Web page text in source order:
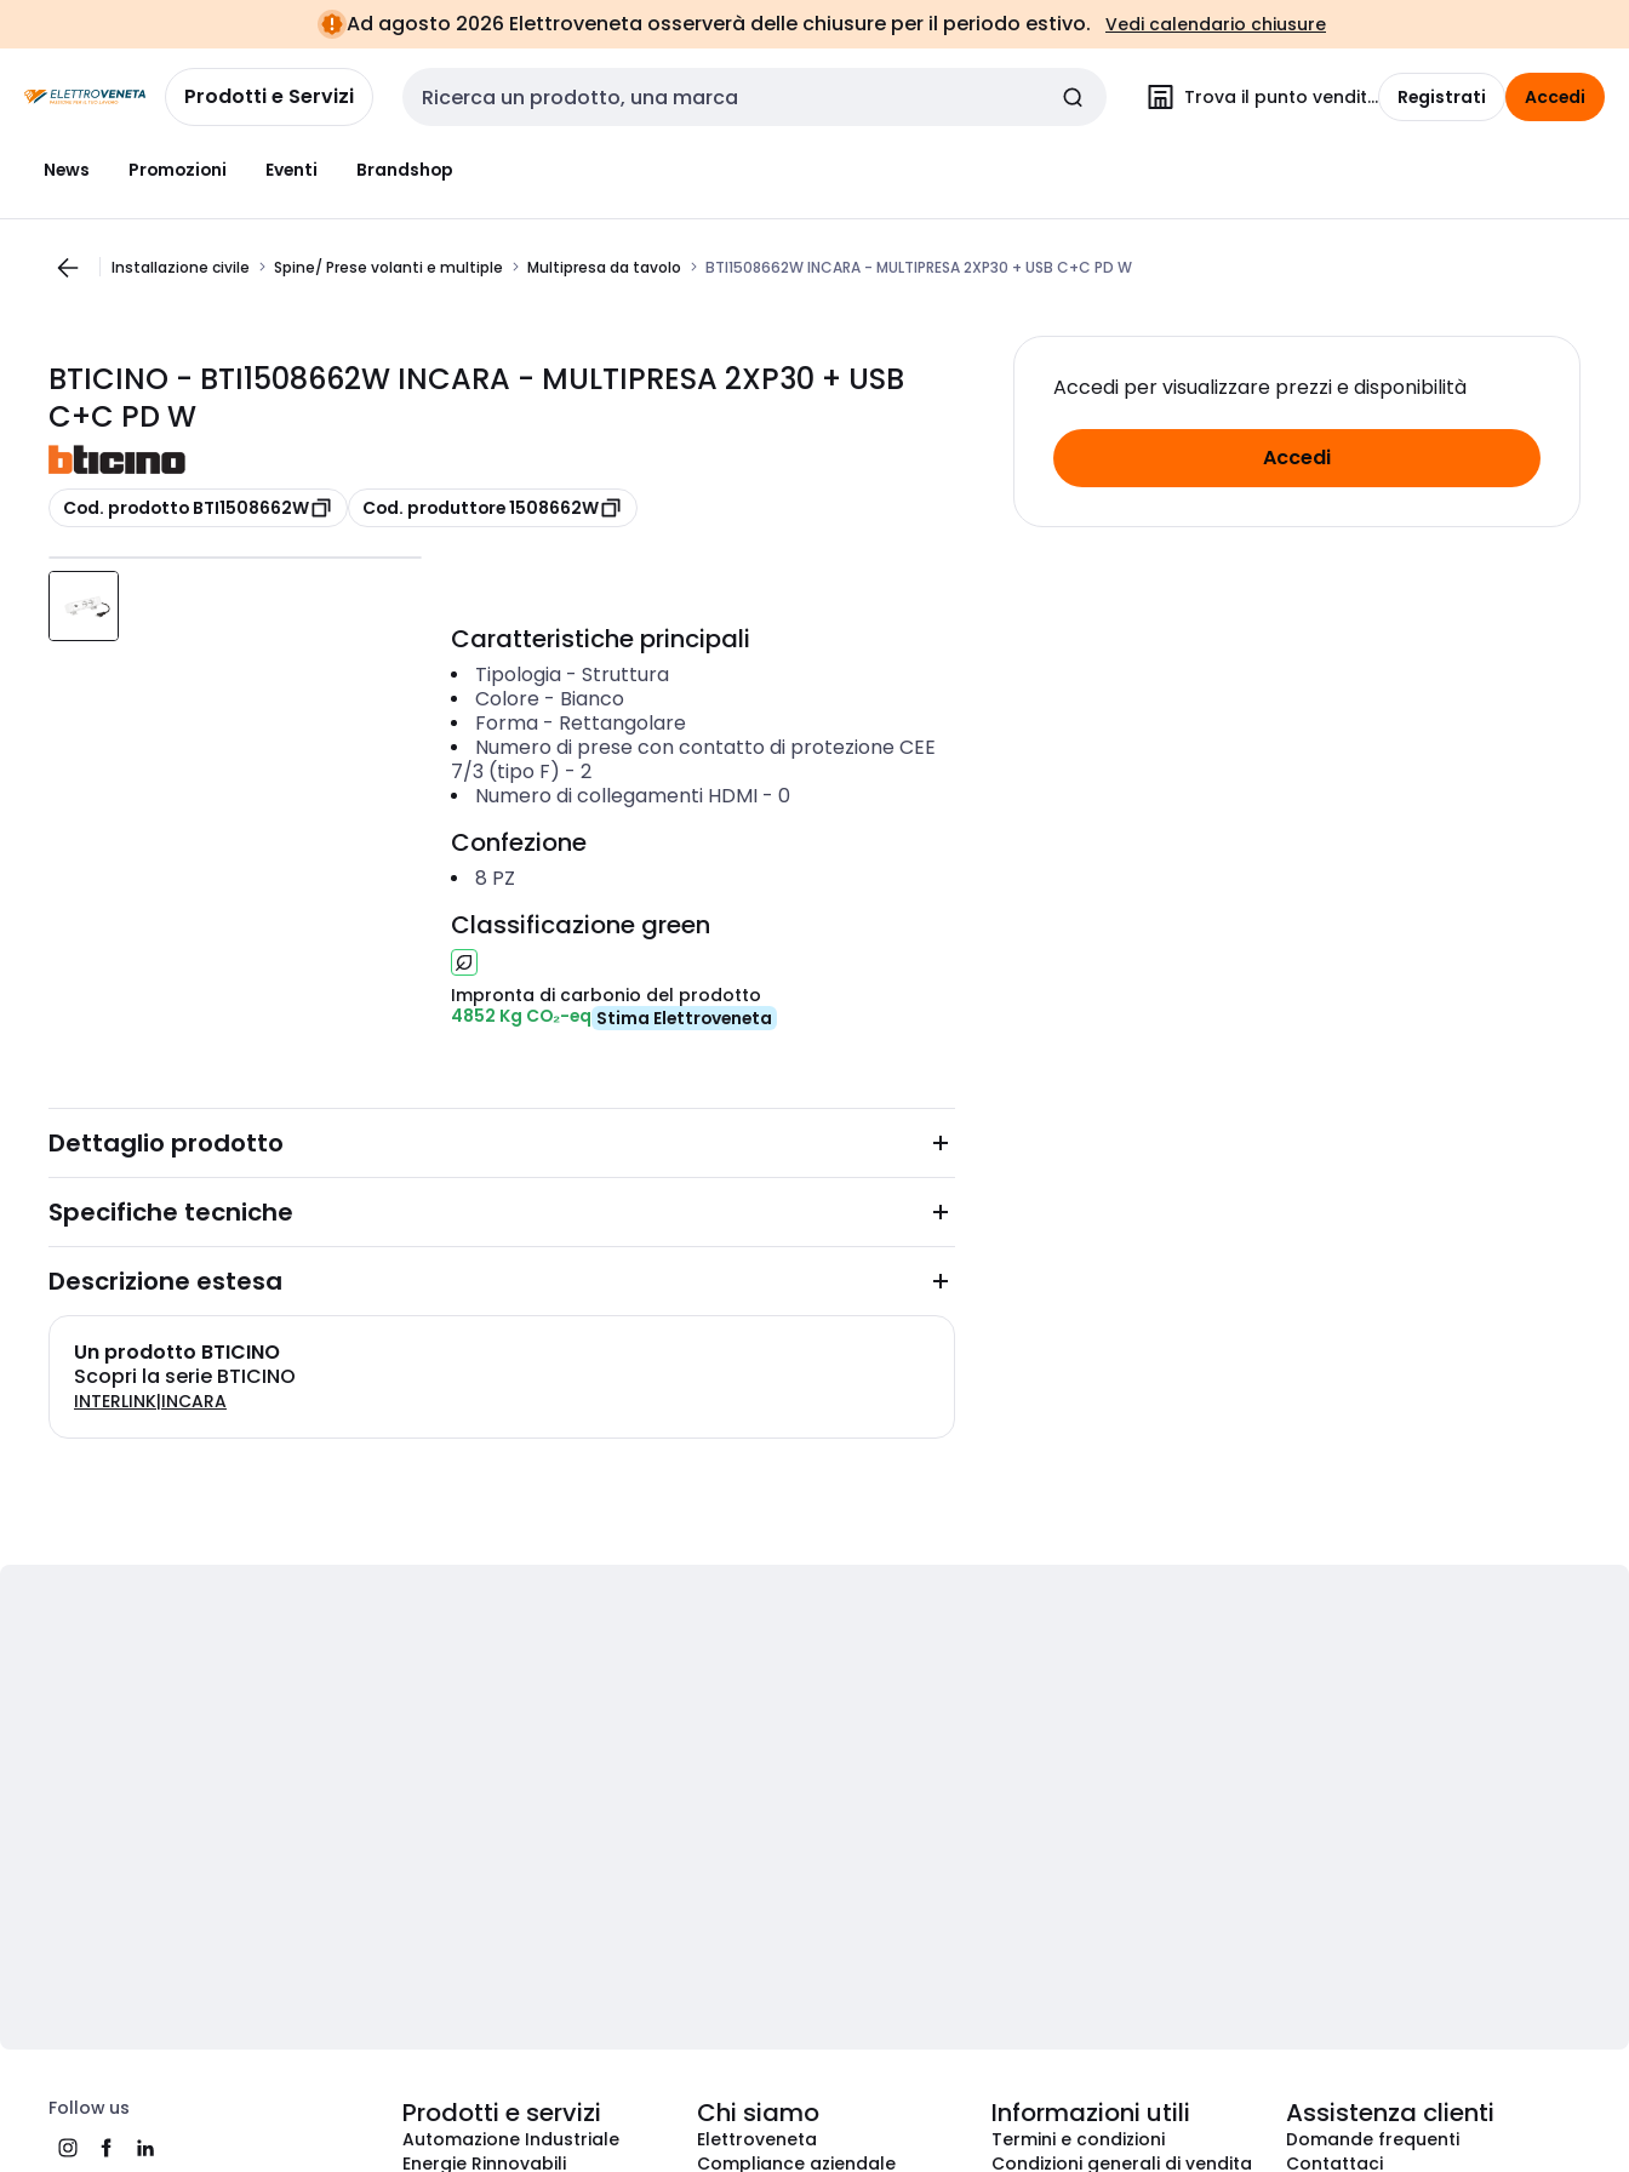
navigazionealla
pagina
Ad agosto 2026 Elettroveneta osserverà delle chiusure per il periodo estivo. Vedi calendario chiusure
Prodotti e Servizi Cerca input Trova il punto vendita Registrati Accedi
News Promozioni Eventi Brandshop
Installazione civile Spine/ Prese volanti e multiple Multipresa da tavolo BTI1508662W INCARA - MULTIPRESA 2XP30 + USB C+C PD W
BTICINO - BTI1508662W INCARA - MULTIPRESA 2XP30 + USB
C+C PD W
copia
Cod. prodotto BTI1508662W copia
Cod. produttore 1508662W
Accedi per visualizzare prezzi e disponibilità
Accedi
Caratteristiche principali
Tipologia- Struttura
Colore - Bianco
Forma- Rettangolare
Numero di prese con contatto di protezione CEE
7/3 (tipo F) - 2
Numero di collegamenti HDMI- 0
Confezione
8 PZ
Classificazione green
Impronta di carbonio del prodotto
4852 Kg CO₂-eq Stima Elettroveneta
Dettaglio prodotto
Specifiche tecniche
Descrizione estesa
Un prodotto BTICINO
Scopri la serie BTICINO
INTERLINK|INCARA
Follow us Prodotti e servizi
Automazione Industriale
Energie Rinnovabili
Chi siamo
Elettroveneta
Compliance aziendale
Informazioni utili
Termini e condizioni
Condizioni generali di vendita
Assistenza clienti
Domande frequenti
Contattaci